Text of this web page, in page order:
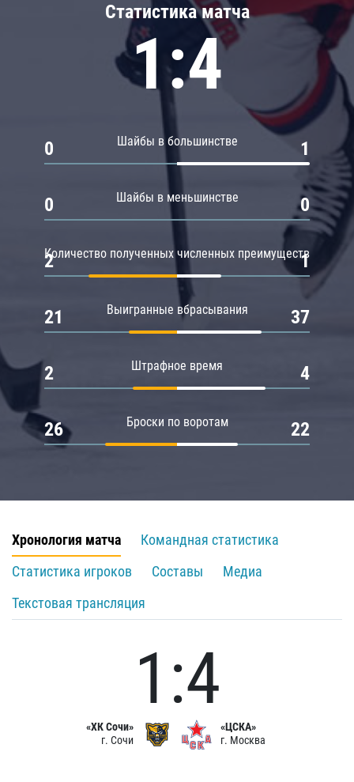
Статистика матча
1:4
Шайбы в большинстве
0 1
Шайбы в меньшинстве
0 0
Количество полученных численных преимуществ
2 1
Выигранные вбрасывания
21 37
Штрафное время
2 4
Броски по воротам
26 22
Хронология матча
Командная статистика
Статистика игроков
Составы
Медиа
Текстовая трансляция
«ХК Сочи»
г. Сочи
1:4
«ЦСКА»
г. Москва